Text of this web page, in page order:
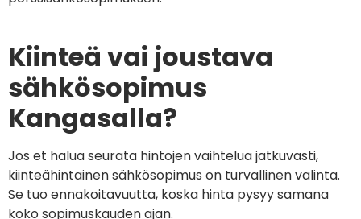
Kiinteä vai joustava
sähkösopimus
Kangasalla?
Jos et halua seurata hintojen vaihtelua jatkuvasti,
kiinteähintainen sähkösopimus on turvallinen valinta.
Se tuo ennakoitavuutta, koska hinta pysyy samana
koko sopimuskauden ajan.